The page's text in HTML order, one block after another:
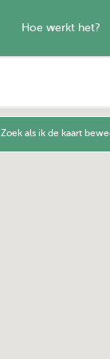
Hoe werkt het?
Zoek als ik de kaart